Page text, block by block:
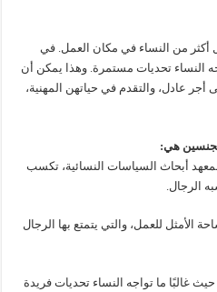
أكثر من النساء في مكان العمل. في
النساء تحديات مستمرة. وهذا يمكن أن
عادل، والتقدم في حياتهن المهنية،
هي:
أبحاث السياسات النسائية، تكسب
الأمثل للعمل، والتي يتمتع بها الرجال
غالبًا ما تواجه النساء تحديات فريدة